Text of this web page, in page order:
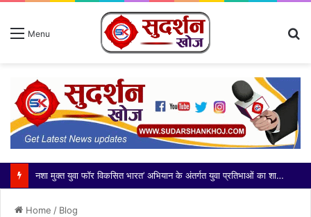
Menu
नशा मुक्त युवा फॉर विकसित भारत’ अभियान के अंतर्गत युवा प्रतिभाओं का शानदार प्रदर्शन
Home / Blog